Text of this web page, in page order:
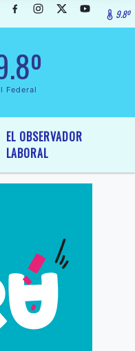
NÂº 6236/19 del9.8º
Federal
EL OBSERVADOR
LABORAL